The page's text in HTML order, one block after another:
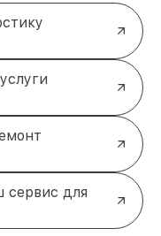
сервис для